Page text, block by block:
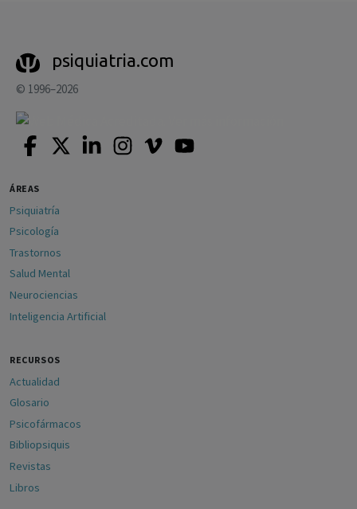
psiquiatria.com
© 1996–2026
ÁREAS
Psiquiatría
Psicología
Trastornos
Salud Mental
Neurociencias
Inteligencia Artificial
RECURSOS
Actualidad
Glosario
Psicofármacos
Bibliopsiquis
Revistas
Libros